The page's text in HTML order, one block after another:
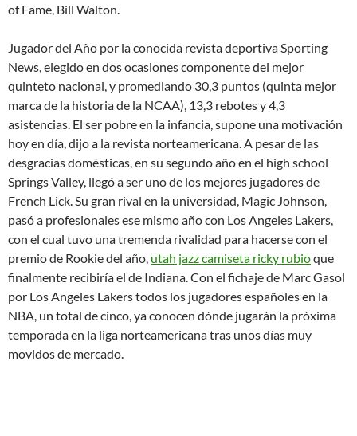
of Fame, Bill Walton.
Jugador del Año por la conocida revista deportiva Sporting
News, elegido en dos ocasiones componente del mejor
quinteto nacional, y promediando 30,3 puntos (quinta mejor
marca de la historia de la NCAA), 13,3 rebotes y 4,3
asistencias. El ser pobre en la infancia, supone una motivación
hoy en día, dijo a la revista norteamericana. A pesar de las
desgracias domésticas, en su segundo año en el high school
Springs Valley, llegó a ser uno de los mejores jugadores de
French Lick. Su gran rival en la universidad, Magic Johnson,
pasó a profesionales ese mismo año con Los Angeles Lakers,
con el cual tuvo una tremenda rivalidad para hacerse con el
premio de Rookie del año, utah jazz camiseta ricky rubioque
finalmente recibiría el de Indiana. Con el fichaje de Marc Gasol
por Los Angeles Lakers todos los jugadores españoles en la
NBA, un total de cinco, ya conocen dónde jugarán la próxima
temporada en la liga norteamericana tras unos días muy
movidos de mercado.